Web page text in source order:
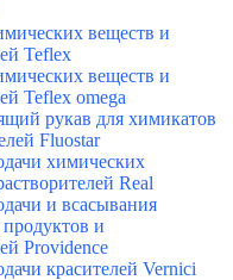
веществ и
Teflex
веществ и
Teflex omega
рукав для химикатов
Fluostar
химических
Real
и всасывания
и
Providence
красителей Vernici